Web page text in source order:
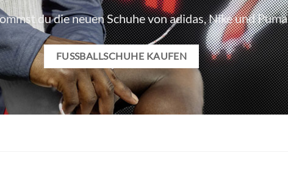
du die neuen Schuhe von adidas, Nike und Puma
FUSSBALLSCHUHE KAUFEN